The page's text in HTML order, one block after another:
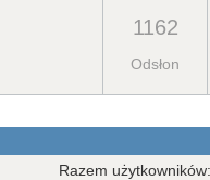
1162
Odsłon
Razem użytkowników: